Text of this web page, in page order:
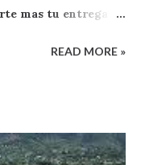
mas tu entrega
READ MORE »